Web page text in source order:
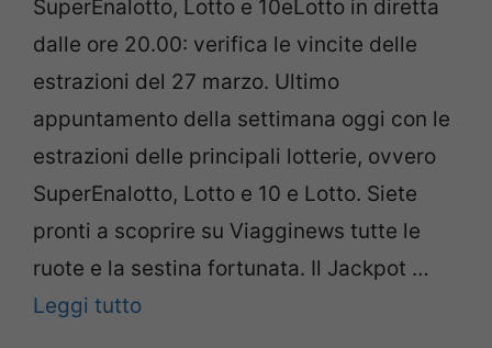
SuperEnalotto, Lotto e 10eLotto in diretta
dalle ore 20.00: verifica le vincite delle
estrazioni del 27 marzo. Ultimo
appuntamento della settimana oggi con le
estrazioni delle principali lotterie, ovvero
SuperEnalotto, Lotto e 10 e Lotto. Siete
pronti a scoprire su Viagginews tutte le
ruote e la sestina fortunata. Il Jackpot …
Leggi tutto